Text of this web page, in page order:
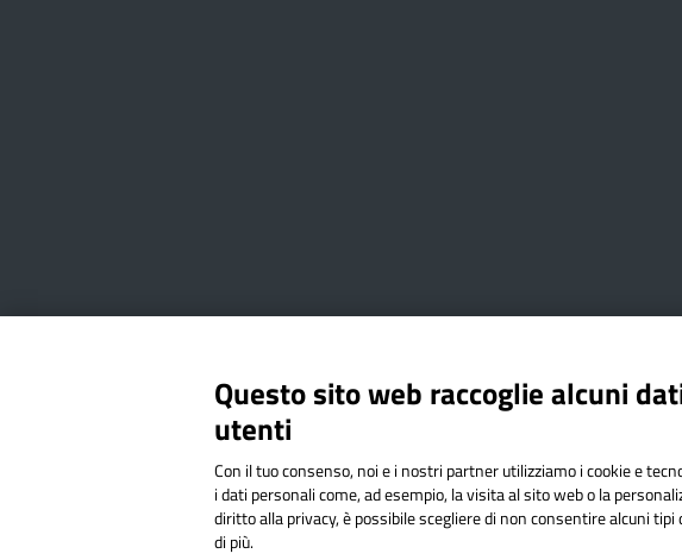
Amministrazione TrasparenteAlbo onlinePrivacy PolicyDichiarazione
Via Cesare Bollea n. 3 - 10064 Bricherasio
Codice Fiscale: 94544620019 | Cod.
Questo sito web raccoglie alcuni
utenti
Con il tuo consenso, noi e i nostri partner utilizziamo i cookie e
i dati personali come, ad esempio, la visita al sito web o la
diritto alla privacy, è possibile scegliere di non consentire alcuni tipi
di più.